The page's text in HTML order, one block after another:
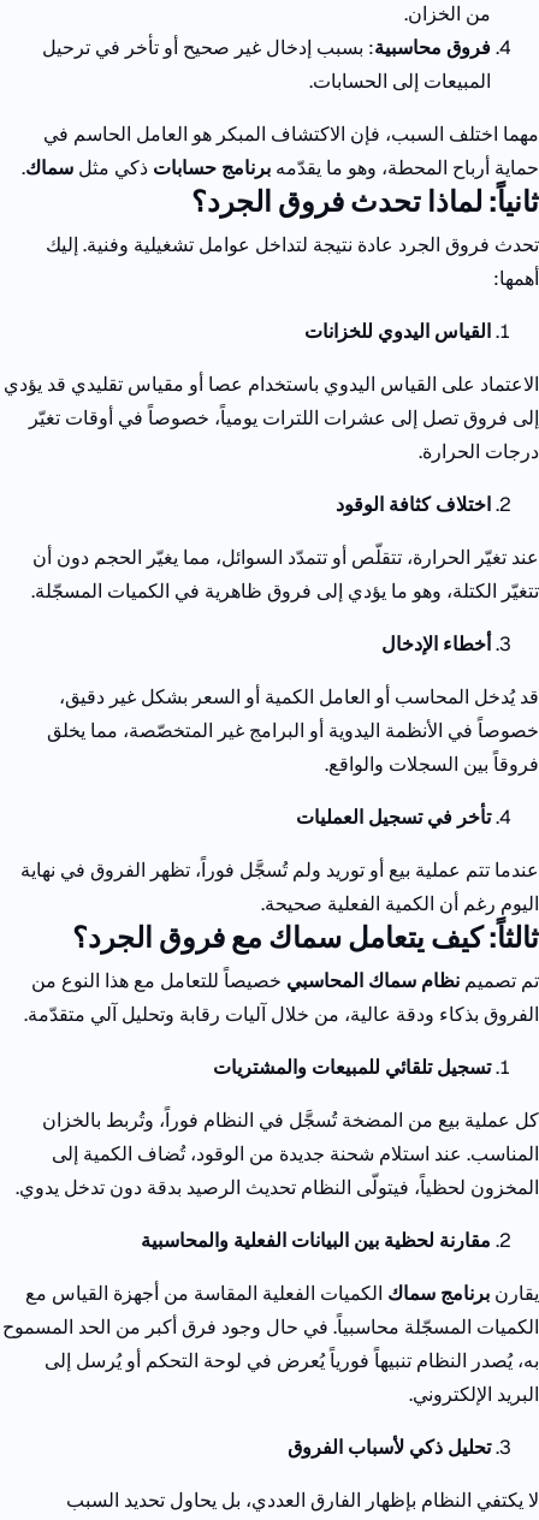
من الخزان.
فروق محاسبية: بسبب إدخال غير صحيح أو تأخر في ترحيل
المبيعات إلى الحسابات.
مهما اختلف السبب، فإن الاكتشاف المبكر هو العامل الحاسم في
حماية أرباح المحطة، وهو ما يقدّمه برنامج حسابات ذكي مثل سماك.
ثانياً: لماذا تحدث فروق الجرد؟
تحدث فروق الجرد عادة نتيجة لتداخل عوامل تشغيلية وفنية. إليك
أهمها:
القياس اليدوي للخزانات
الاعتماد على القياس اليدوي باستخدام عصا أو مقياس تقليدي قد يؤدي
إلى فروق تصل إلى عشرات اللترات يومياً، خصوصاً في أوقات تغيّر
درجات الحرارة.
اختلاف كثافة الوقود
عند تغيّر الحرارة، تتقلّص أو تتمدّد السوائل، مما يغيّر الحجم دون أن
تتغيّر الكتلة، وهو ما يؤدي إلى فروق ظاهرية في الكميات المسجّلة.
أخطاء الإدخال
قد يُدخل المحاسب أو العامل الكمية أو السعر بشكل غير دقيق،
خصوصاً في الأنظمة اليدوية أو البرامج غير المتخصّصة، مما يخلق
فروقاً بين السجلات والواقع.
تأخر في تسجيل العمليات
عندما تتم عملية بيع أو توريد ولم تُسجَّل فوراً، تظهر الفروق في نهاية
اليوم رغم أن الكمية الفعلية صحيحة.
ثالثاً: كيف يتعامل سماك مع فروق الجرد؟
تم تصميم نظام سماك المحاسبي خصيصاً للتعامل مع هذا النوع من
الفروق بذكاء ودقة عالية، من خلال آليات رقابة وتحليل آلي متقدّمة.
تسجيل تلقائي للمبيعات والمشتريات
كل عملية بيع من المضخة تُسجَّل في النظام فوراً، وتُربط بالخزان
المناسب. عند استلام شحنة جديدة من الوقود، تُضاف الكمية إلى
المخزون لحظياً، فيتولّى النظام تحديث الرصيد بدقة دون تدخل يدوي.
مقارنة لحظية بين البيانات الفعلية والمحاسبية
يقارن برنامج سماك الكميات الفعلية المقاسة من أجهزة القياس مع
الكميات المسجّلة محاسبياً. في حال وجود فرق أكبر من الحد المسموح
به، يُصدر النظام تنبيهاً فورياً يُعرض في لوحة التحكم أو يُرسل إلى
البريد الإلكتروني.
تحليل ذكي لأسباب الفروق
لا يكتفي النظام بإظهار الفارق العددي، بل يحاول تحديد السبب